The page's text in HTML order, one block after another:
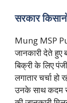
सरकार
Mung MSP
जानकारी देते हुए
बिक्री के लिए
लगातार चर्चा
उनके साथ कदम से